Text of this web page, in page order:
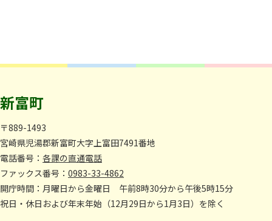
新富町
〒889-1493
宮崎県児湯郡新富町大字上富田7491番地
電話番号： 各課の直通電話
ファックス番号： 0983-33-4862
開庁時間：月曜日から金曜日 午前8時30分から午後5時15分
祝日・休日および年末年始（12月29日から1月3日）を除く